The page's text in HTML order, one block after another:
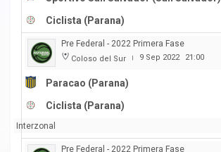
Ciclista (Parana)
Pre Federal - 2022 Primera Fase
Coloso del Sur | 9 Sep 2022 21:00
Paracao (Parana)
Ciclista (Parana)
Interzonal
Pre Federal - 2022 Primera Fase